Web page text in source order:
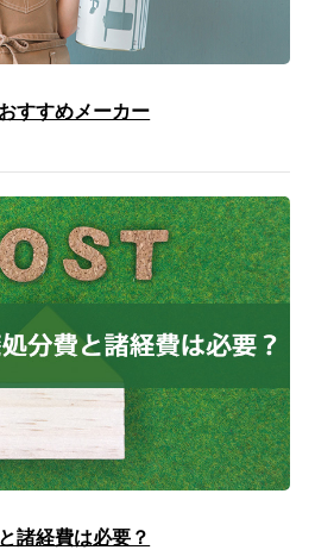
すすめメーカー
諸経費は必要？